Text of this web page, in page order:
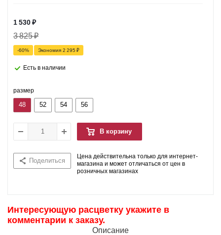
1 530₽
3 825₽
-60% Экономия 2 295 ₽
Есть в наличии
размер
48 52 54 56
В корзину
Поделиться
Цена действительна только для интернет-
магазина и может отличаться от цен в
розничных магазинах
Интересующую расцветку укажите в
комментарии к заказу.
Описание